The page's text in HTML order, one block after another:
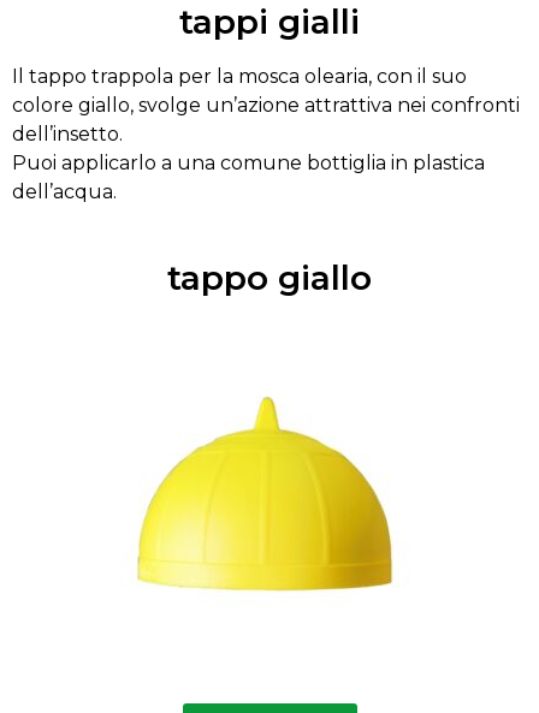
tappi gialli
Il tappo trappola per la mosca olearia, con il suo
colore giallo, svolge un’azione attrattiva nei confronti
dell’insetto.
Puoi applicarlo a una comune bottiglia in plastica
dell’acqua.
tappo giallo